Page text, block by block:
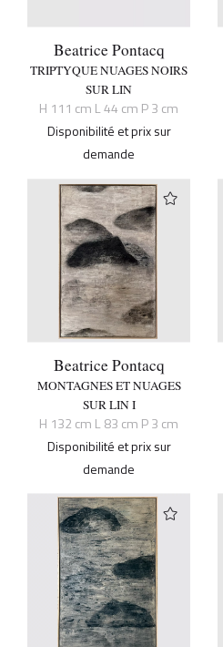
Beatrice Pontacq
TRIPTYQUE NUAGES NOIRS
SUR LIN
H 111 cm L 44 cm P 3 cm
Disponibilité et prix sur
demande
Beatrice Pontacq
MONTAGNES ET NUAGES
SUR LIN I
H 132 cm L 83 cm P 3 cm
Disponibilité et prix sur
demande